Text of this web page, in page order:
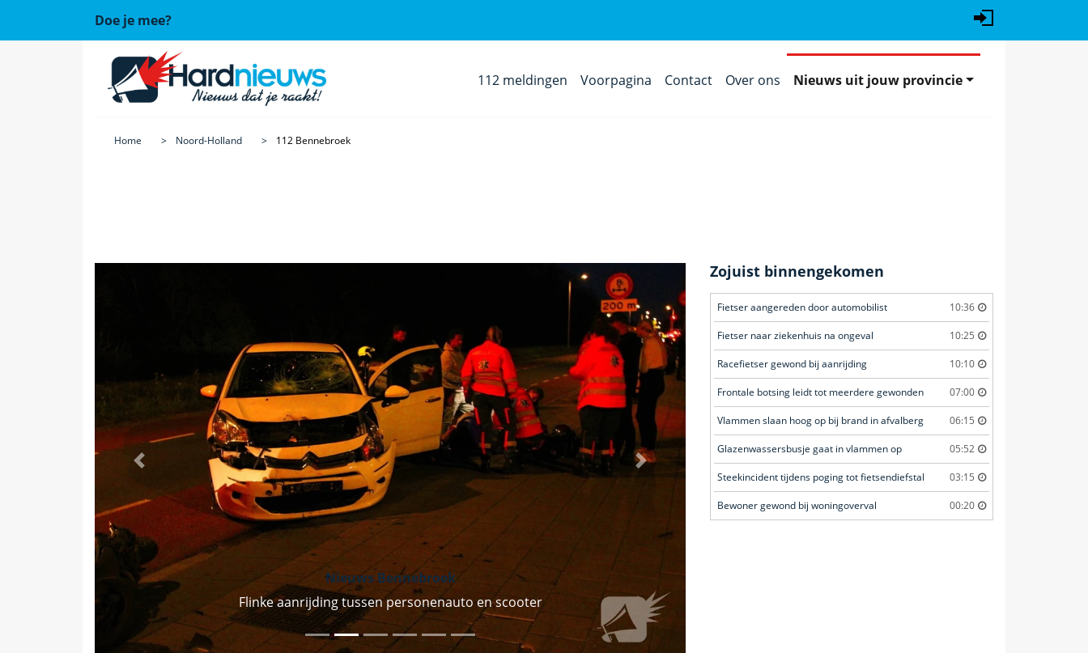
Doe je mee?
112 meldingen Voorpagina Contact Over ons Nieuws uit jouw provincie
Home Noord-Holland 112 Bennebroek
Nieuws Bennebroek
Flinke aanrijding tussen personenauto en scooter
Vorige Volgende
Zojuist binnengekomen
Fietser aangereden door automobilist 10:36
Fietser naar ziekenhuis na ongeval 10:25
Racefietser gewond bij aanrijding 10:10
Frontale botsing leidt tot meerdere gewonden 07:00
Vlammen slaan hoog op bij brand in afvalberg 06:15
Glazenwassersbusje gaat in vlammen op 05:52
Steekincident tijdens poging tot fietsendiefstal 03:15
Bewoner gewond bij woningoverval 00:20